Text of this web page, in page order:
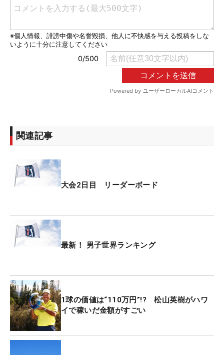
関連記事
大会2日目 リーダーボード
最新！ 男子世界ランキング
1球の価値は“110万円”!? 松山英樹がハワ
イで稼いだ金額がすごい